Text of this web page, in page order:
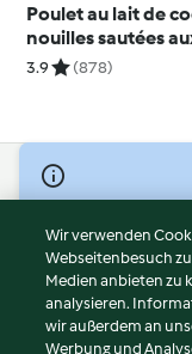
Poulet au lait de
nouilles sautées
légumes
3.9 (878)
© Copyright 2026
Datenschutzrichtlinien
Disclaimer
Impressum
Wir verwenden
Webseitenbesuch
Medien anbieten zu
analysieren.
wir außerdem an
Werbung und